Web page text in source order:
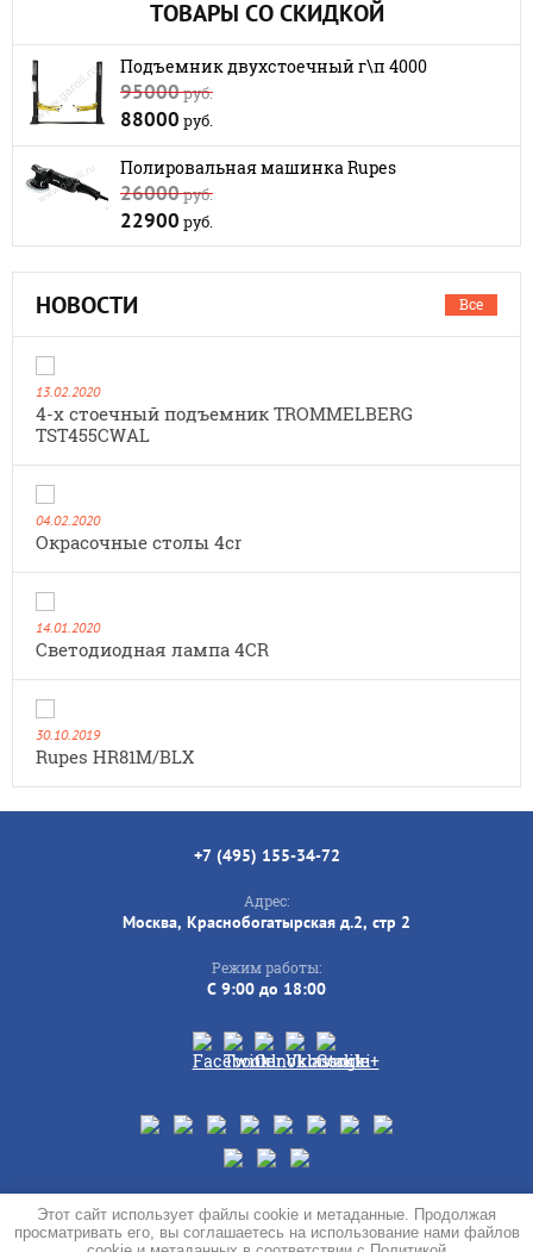
ТОВАРЫ СО СКИДКОЙ
Подъемник двухстоечный г\п 4000
95000руб.
88000 руб.
Полировальная машинка Rupes
26000руб.
22900 руб.
НОВОСТИ Все
13.02.2020
4-х стоечный подъемник TROMMELBERG
TST455CWAL
04.02.2020
Окрасочные столы 4cr
14.01.2020
Cветодиодная лампа 4CR
30.10.2019
Rupes HR81M/BLX
+7 (495) 155-34-72
Адрес:
Москва, Краснобогатырская д.2, стр 2
Режим работы:
C 9:00 до 18:00
© 2019 - 2026
Политика конфиденциальности
Этот сайт использует файлы cookie и метаданные. Продолжая
просматривать его, вы соглашаетесь на использование нами файлов